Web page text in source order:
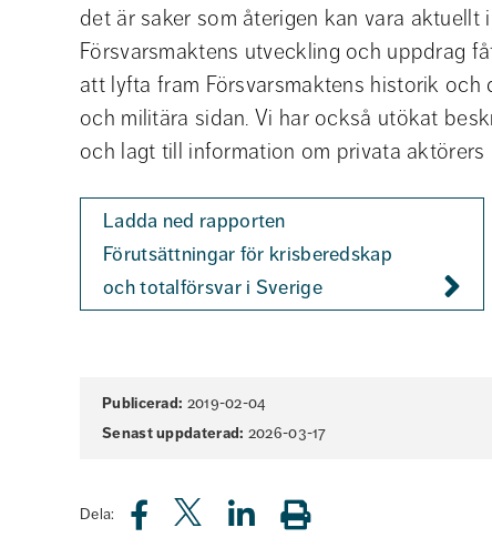
det är saker som återigen kan vara
Försvarsmaktens utveckling och uppdrag
att lyfta fram Försvarsmaktens historik
och militära sidan. Vi har också utökat
och lagt till information om privata
Ladda ned rapporten
Förutsättningar för krisberedskap
och totalförsvar i Sverige
Sidinformation
Publicerad: 2019-02-04
Senast uppdaterad: 2026-03-17
Dela: